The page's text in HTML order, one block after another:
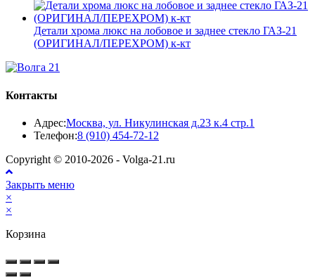
Детали хрома люкс на лобовое и заднее стекло ГАЗ-21
(ОРИГИНАЛ/ПЕРЕХРОМ) к-кт
Контакты
Адрес:Москва, ул. Никулинская д.23 к.4 стр.1
Телефон:8 (910) 454-72-12
вашем
Copyright © 2010-2026 - Volga-21.ru
Закрыть меню
×
×
Корзина